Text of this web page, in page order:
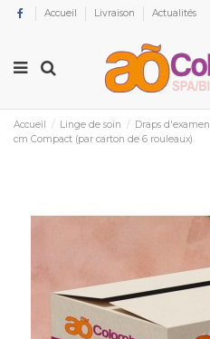
Accueil Livraison Actualités
Accueil Linge de soin Draps d'examen
cm Compact (par carton de 6 rouleaux)